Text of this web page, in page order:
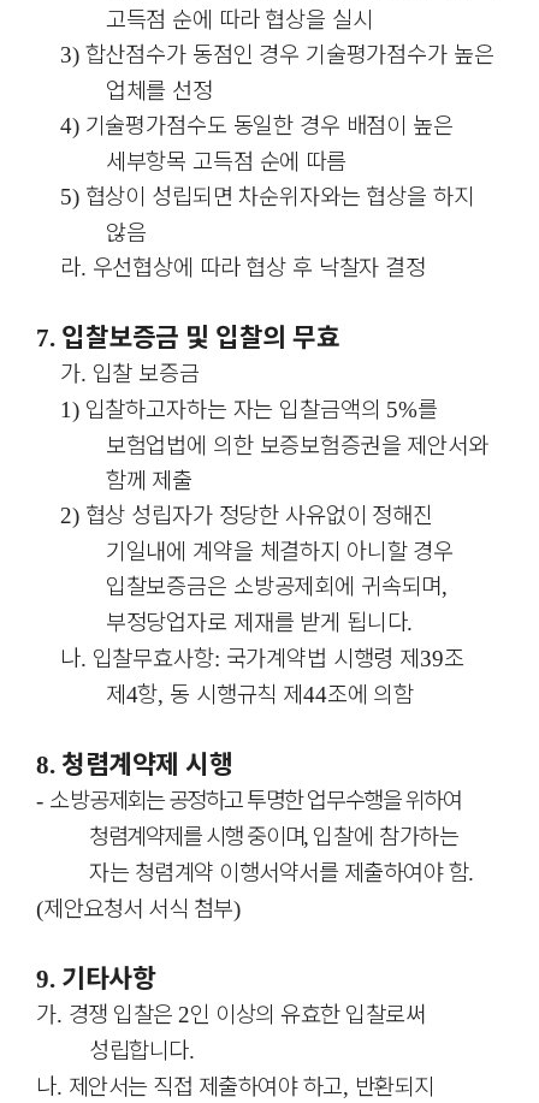
고득점 순에 따라 협상을 실시
3) 합산점수가 동점인 경우 기술평가점수가 높은
업체를 선정
4) 기술평가점수도 동일한 경우 배점이 높은
세부항목 고득점 순에 따름
5) 협상이 성립되면 차순위자와는 협상을 하지
않음
라. 우선협상에 따라 협상 후 낙찰자 결정
7. 입찰보증금 및 입찰의 무효
가. 입찰 보증금
1) 입찰하고자하는 자는 입찰금액의 5%를
보험업법에 의한 보증보험증권을 제안서와
함께 제출
2) 협상 성립자가 정당한 사유없이 정해진
기일내에 계약을 체결하지 아니할 경우
입찰보증금은 소방공제회에 귀속되며,
부정당업자로 제재를 받게 됩니다.
나. 입찰무효사항: 국가계약법 시행령 제39조
제4항, 동 시행규칙 제44조에 의함
8. 청렴계약제 시행
- 소방공제회는 공정하고 투명한 업무수행을 위하여
청렴계약제를 시행 중이며, 입찰에 참가하는
자는 청렴계약 이행서약서를 제출하여야 함.
(제안요청서 서식 첨부)
9. 기타사항
가. 경쟁 입찰은 2인 이상의 유효한 입찰로써
성립합니다.
나. 제안서는 직접 제출하여야 하고, 반환되지